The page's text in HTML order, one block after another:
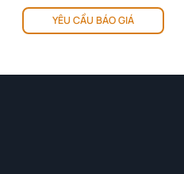
YÊU CẦU BÁO GIÁ